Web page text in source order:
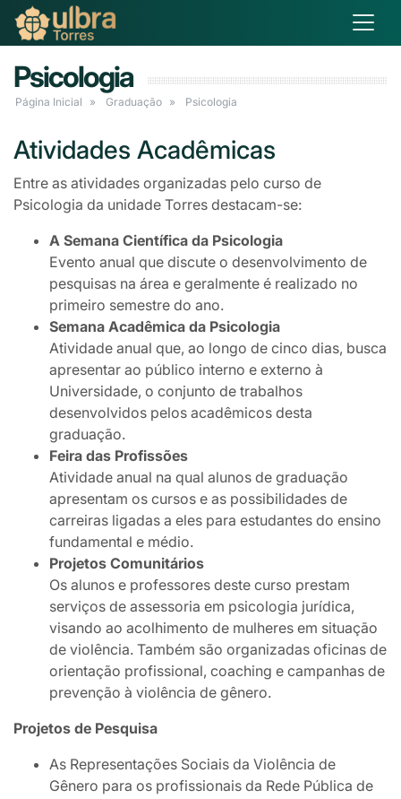
Psicologia
Página Inicial Graduação Psicologia
Atividades Acadêmicas
Entre as atividades organizadas pelo curso de
Psicologia da unidade Torres destacam-se:
A Semana Científica da Psicologia
Evento anual que discute o desenvolvimento de
pesquisas na área e geralmente é realizado no
primeiro semestre do ano.
Semana Acadêmica da Psicologia
Atividade anual que, ao longo de cinco dias, busca
apresentar ao público interno e externo à
Universidade, o conjunto de trabalhos
desenvolvidos pelos acadêmicos desta
graduação.
Feira das Profissões
Atividade anual na qual alunos de graduação
apresentam os cursos e as possibilidades de
carreiras ligadas a eles para estudantes do ensino
fundamental e médio.
Projetos Comunitários
Os alunos e professores deste curso prestam
serviços de assessoria em psicologia jurídica,
visando ao acolhimento de mulheres em situação
de violência. Também são organizadas oficinas de
orientação profissional, coaching e campanhas de
prevenção à violência de gênero.
Projetos de Pesquisa
As Representações Sociais da Violência de
Gênero para os profissionais da Rede Pública de